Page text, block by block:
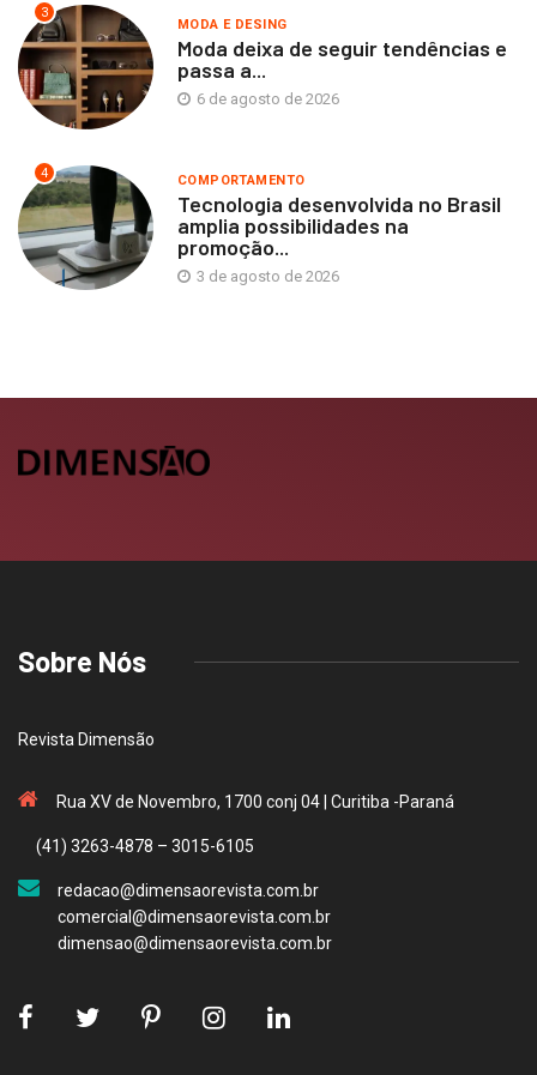
3
MODA E DESING
Moda deixa de seguir tendências e
passa a...
6 de agosto de 2026
4 COMPORTAMENTO
Tecnologia desenvolvida no Brasil
amplia possibilidades na
promoção...
3 de agosto de 2026
Sobre Nós
Revista Dimensão
Rua XV de Novembro, 1700 conj 04 | Curitiba -Paraná
(41) 3263-4878 – 3015-6105
redacao@dimensaorevista.com.br
comercial@dimensaorevista.com.br
dimensao@dimensaorevista.com.br